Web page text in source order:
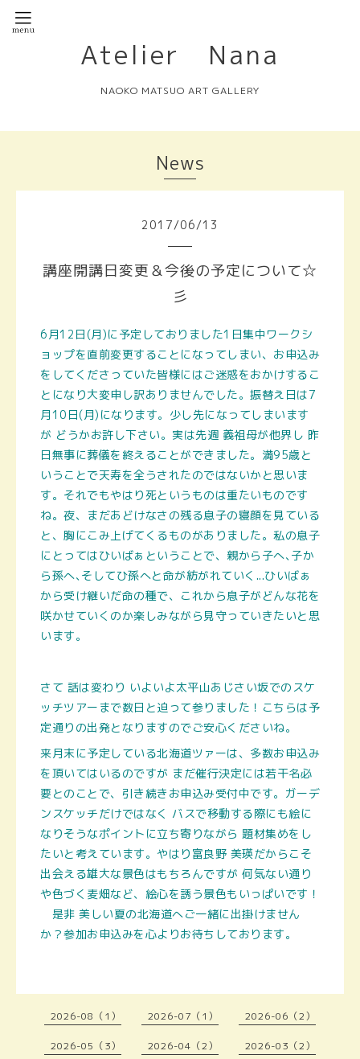
Atelier Nana
NAOKO MATSUO ART GALLERY
News
2017/06/13
講座開講日変更＆今後の予定について☆
彡
6月12日(月)に予定しておりました1日集中ワークシ
ョップを直前変更することになってしまい、お申込み
をしてくださっていた皆様にはご迷惑をおかけするこ
とになり大変申し訳ありませんでした。振替え日は7
月10日(月)になります。少し先になってしまいます
が どうかお許し下さい。実は先週 義祖母が他界し 昨
日無事に葬儀を終えることができました。満95歳と
いうことで天寿を全うされたのではないかと思いま
す。それでもやはり死というものは重たいものです
ね。夜、まだあどけなさの残る息子の寝顔を見ている
と、胸にこみ上げてくるものがありました。私の息子
にとってはひいばぁということで、親から子へ､子か
ら孫へ､そしてひ孫へと命が紡がれていく...ひいばぁ
から受け継いだ命の種で、これから息子がどんな花を
咲かせていくのか楽しみながら見守っていきたいと思
います。
さて 話は変わり いよいよ太平山あじさい坂でのスケ
ッチツアーまで数日と迫って参りました！こちらは予
定通りの出発となりますのでご安心くださいね。
来月末に予定している北海道ツァーは、多数お申込み
を頂いてはいるのですが まだ催行決定には若干名必
要とのことで、引き続きお申込み受付中です。ガーデ
ンスケッチだけではなく バスで移動する際にも絵に
なりそうなポイントに立ち寄りながら 題材集めをし
たいと考えています。やはり富良野 美瑛だからこそ
出会える雄大な景色はもちろんですが 何気ない通り
や色づく麦畑など、絵心を誘う景色もいっぱいです！
是非 美しい夏の北海道へご一緒に出掛けません
か？参加お申込みを心よりお待ちしております。
2026-08（1） 2026-07（1） 2026-06（2）
2026-05（3） 2026-04（2） 2026-03（2）